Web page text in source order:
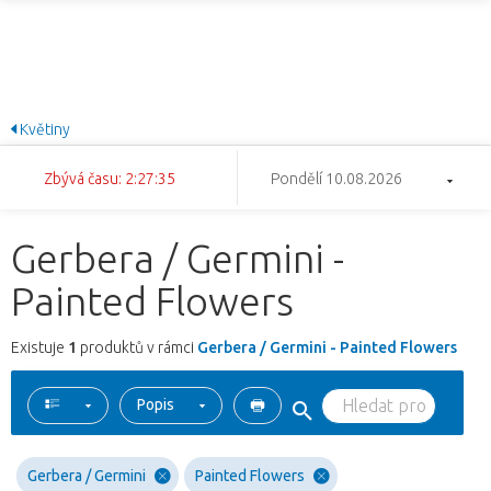
Květiny
Zbývá času: 2:27:35 Pondělí 10.08.2026
Gerbera / Germini -
Painted Flowers
Existuje 1 produktů v rámci Gerbera / Germini - Painted Flowers
Popis
Gerbera / Germini Painted Flowers